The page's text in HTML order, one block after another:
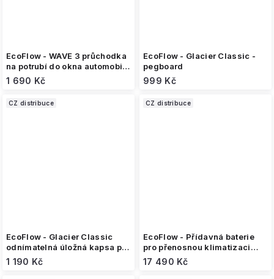
EcoFlow - WAVE 3 průchodka
na potrubí do okna automobilu
(Magnetická Verze)
1 690 Kč
EcoFlow - Glacier Classic -
pegboard
999 Kč
CZ distribuce
EcoFlow - Glacier Classic
odnímatelná úložná kapsa pro
přenosnou ledničku
1 190 Kč
CZ distribuce
EcoFlow - Přídavná baterie
pro přenosnou klimatizaci
WAVE 2
17 490 Kč